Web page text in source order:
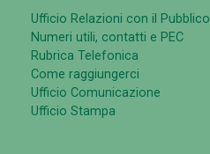
Ufficio Relazioni con il Pubblico
Numeri utili, contatti e PEC
Rubrica Telefonica
Come raggiungerci
Ufficio Comunicazione
Ufficio Stampa